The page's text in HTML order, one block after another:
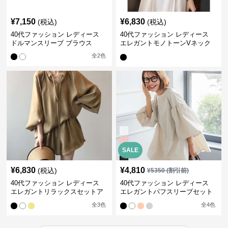
¥7,150 (税込)
40代ファッション レディース
ドルマンスリーブ ブラウス
全2色
¥6,830 (税込)
40代ファッション レディース
エレガントモノトーンVネック
¥6,830 (税込)
40代ファッション レディース
エレガントリラックスセットア
全3色
SALE
¥4,810 ¥5350(割引前)
40代ファッション レディース
エレガントパフスリーブセット
全4色